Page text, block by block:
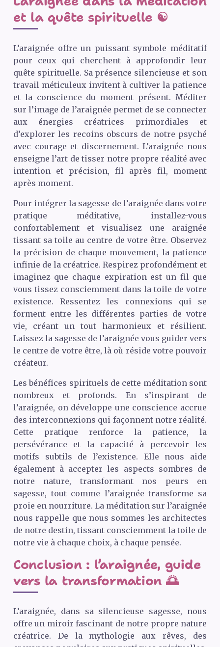
et la quête spirituelle ☯️
L’araignée offre un puissant symbole méditatif
pour ceux qui cherchent à approfondir leur
quête spirituelle. Sa présence silencieuse et son
travail méticuleux invitent à cultiver la patience
et la conscience du moment présent. Méditer
sur l’image de l’araignée permet de se connecter
aux énergies créatrices primordiales et
d’explorer les recoins obscurs de notre psyché
avec courage et discernement. L’araignée nous
enseigne l’art de tisser notre propre réalité avec
intention et précision, fil après fil, moment
après moment.
Pour intégrer la sagesse de l’araignée dans votre
pratique méditative, installez-vous
confortablement et visualisez une araignée
tissant sa toile au centre de votre être. Observez
la précision de chaque mouvement, la patience
infinie de la créatrice. Respirez profondément et
imaginez que chaque expiration est un fil que
vous tissez consciemment dans la toile de votre
existence. Ressentez les connexions qui se
forment entre les différentes parties de votre
vie, créant un tout harmonieux et résilient.
Laissez la sagesse de l’araignée vous guider vers
le centre de votre être, là où réside votre pouvoir
créateur.
Les bénéfices spirituels de cette méditation sont
nombreux et profonds. En s’inspirant de
l’araignée, on développe une conscience accrue
des interconnexions qui façonnent notre réalité.
Cette pratique renforce la patience, la
persévérance et la capacité à percevoir les
motifs subtils de l’existence. Elle nous aide
également à accepter les aspects sombres de
notre nature, transformant nos peurs en
sagesse, tout comme l’araignée transforme sa
proie en nourriture. La méditation sur l’araignée
nous rappelle que nous sommes les architectes
de notre destin, tissant consciemment la toile de
notre vie à chaque choix, à chaque pensée.
Conclusion : l’araignée, guide
vers la transformation 🌅
L’araignée, dans sa silencieuse sagesse, nous
offre un miroir fascinant de notre propre nature
créatrice. De la mythologie aux rêves, des